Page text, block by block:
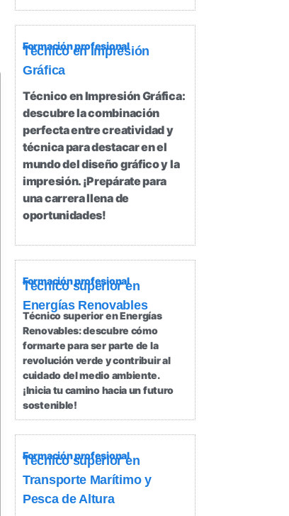
Formación profesional
Técnico en Impresión
Gráfica
Técnico en Impresión Gráfica:
descubre la combinación
perfecta entre creatividad y
técnica para destacar en el
mundo del diseño gráfico y la
impresión. ¡Prepárate para
una carrera llena de
oportunidades!
Formación profesional
Técnico superior en
Energías Renovables
Técnico superior en Energías
Renovables: descubre cómo
formarte para ser parte de la
revolución verde y contribuir al
cuidado del medio ambiente.
¡Inicia tu camino hacia un futuro
sostenible!
Formación profesional
Técnico superior en
Transporte Marítimo y
Pesca de Altura